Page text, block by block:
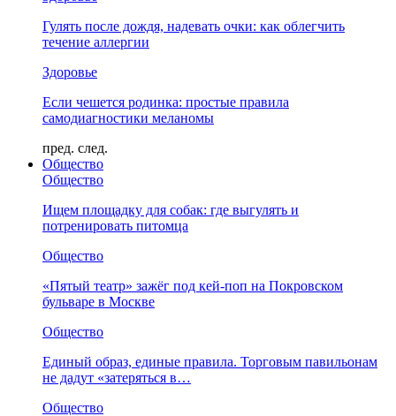
Гулять после дождя, надевать очки: как облегчить
течение аллергии
Здоровье
Если чешется родинка: простые правила
самодиагностики меланомы
пред. след.
Общество
Общество
Ищем площадку для собак: где выгулять и
потренировать питомца
Общество
«Пятый театр» зажёг под кей-поп на Покровском
бульваре в Москве
Общество
Единый образ, единые правила. Торговым павильонам
не дадут «затеряться в…
Общество